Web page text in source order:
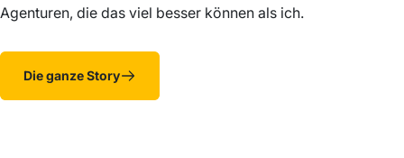
Agenturen, die das viel besser können als ich.
Die ganze Story